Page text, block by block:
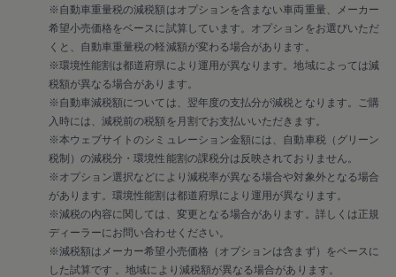
※自動車重量税の減税額はオプションを含まない車両重量、メーカー
希望小売価格をベースに試算しています。オプションをお選びいただ
くと、自動車重量税の軽減額が変わる場合があります。
※環境性能割は都道府県により運用が異なります。地域によっては減
税額が異なる場合があります。
※自動車減税額については、翌年度の支払分が減税となります。ご購
入時には、減税前の税額を月割でお支払いいただきます。
※本ウェブサイトのシミュレーション金額には、自動車税（グリーン
税制）の減税分・環境性能割の課税分は反映されておりません。
※オプション選択などにより減税率が異なる場合や対象外となる場合
があります。環境性能割は都道府県により運用が異なります。
※減税の内容に関しては、変更となる場合があります。詳しくは正規
ディーラーにお問い合わせください。
※減税額はメーカー希望小売価格（オプションは含まず）をベースに
した試算です 。地域により減税額が異なる場合があります。